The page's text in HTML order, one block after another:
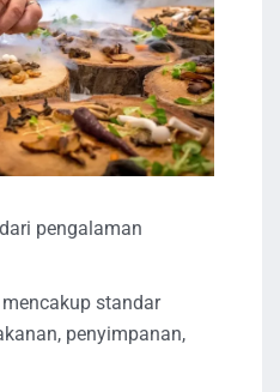
pengalaman
standar
penyimpanan,